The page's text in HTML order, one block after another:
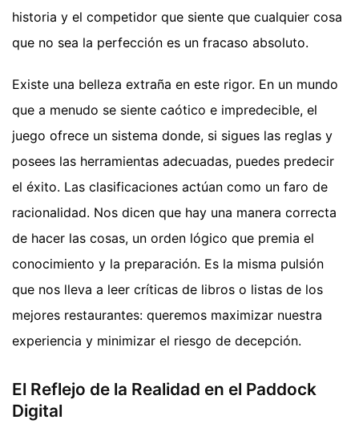
historia y el competidor que siente que cualquier cosa
que no sea la perfección es un fracaso absoluto.
Existe una belleza extraña en este rigor. En un mundo
que a menudo se siente caótico e impredecible, el
juego ofrece un sistema donde, si sigues las reglas y
posees las herramientas adecuadas, puedes predecir
el éxito. Las clasificaciones actúan como un faro de
racionalidad. Nos dicen que hay una manera correcta
de hacer las cosas, un orden lógico que premia el
conocimiento y la preparación. Es la misma pulsión
que nos lleva a leer críticas de libros o listas de los
mejores restaurantes: queremos maximizar nuestra
experiencia y minimizar el riesgo de decepción.
El Reflejo de la Realidad en el Paddock
Digital